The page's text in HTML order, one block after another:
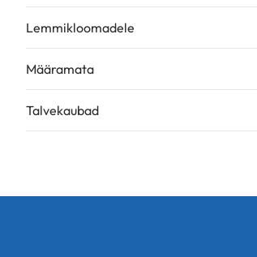
Lemmikloomadele
Määramata
Talvekaubad